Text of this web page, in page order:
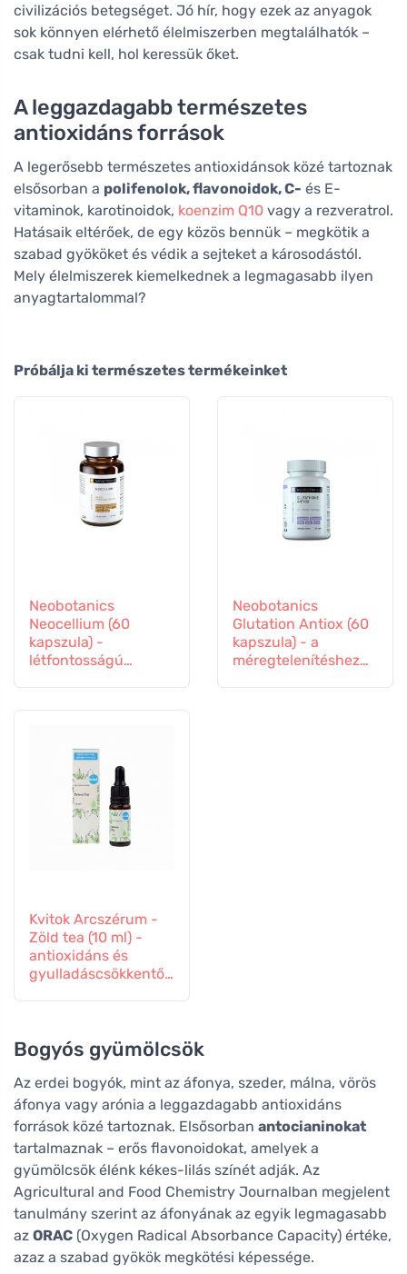
civilizációs betegséget. Jó hír, hogy ezek az anyagok
sok könnyen elérhető élelmiszerben megtalálhatók –
csak tudni kell, hol keressük őket.
A leggazdagabb természetes
antioxidáns források
A legerősebb természetes antioxidánsok közé tartoznak
elsősorban a polifenolok, flavonoidok, C- és E-
vitaminok, karotinoidok, koenzim Q10 vagy a rezveratrol.
Hatásaik eltérőek, de egy közös bennük – megkötik a
szabad gyököket és védik a sejteket a károsodástól.
Mely élelmiszerek kiemelkednek a legmagasabb ilyen
anyagtartalommal?
Próbálja ki természetes termékeinket
Neobotanics
Neocellium (60
kapszula) -
létfontosságú
Neobotanics
Glutation Antiox (60
kapszula) - a
méregtelenítéshez
Kvitok Arcszérum -
Zöld tea (10 ml) -
antioxidáns és
gyulladáscsökkentő
Bogyós gyümölcsök
Az erdei bogyók, mint az áfonya, szeder, málna, vörös
áfonya vagy arónia a leggazdagabb antioxidáns
források közé tartoznak. Elsősorban antocianinokat
tartalmaznak – erős flavonoidokat, amelyek a
gyümölcsök élénk kékes-lilás színét adják. Az
Agricultural and Food Chemistry Journalban megjelent
tanulmány szerint az áfonyának az egyik legmagasabb
az ORAC (Oxygen Radical Absorbance Capacity) értéke,
azaz a szabad gyökök megkötési képessége.